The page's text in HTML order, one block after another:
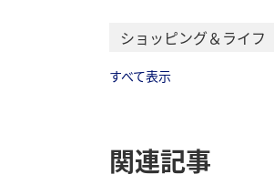
ショッピング＆ライフ
すべて表示
関連記事